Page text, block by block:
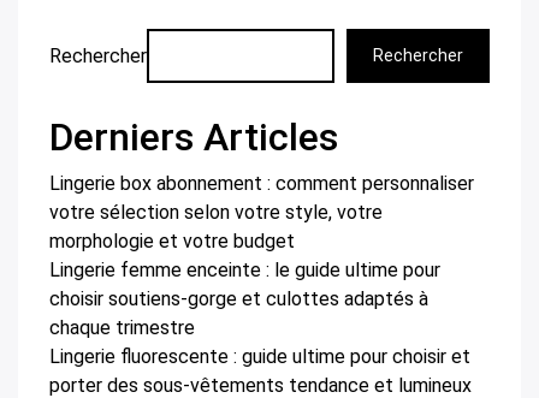
Rechercher Rechercher
Derniers Articles
Lingerie box abonnement : comment personnaliser
votre sélection selon votre style, votre
morphologie et votre budget
Lingerie femme enceinte : le guide ultime pour
choisir soutiens-gorge et culottes adaptés à
chaque trimestre
Lingerie fluorescente : guide ultime pour choisir et
porter des sous-vêtements tendance et lumineux